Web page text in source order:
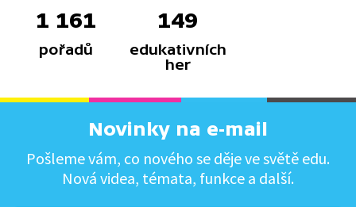
1 161
pořadů
149
edukativních
her
Novinky na e-mail
Pošleme vám, co nového se děje ve světě edu.
Nová videa, témata, funkce a další.